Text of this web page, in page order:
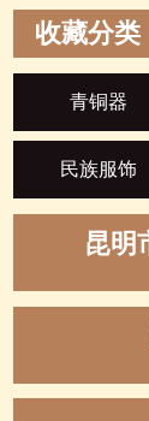
收藏分类
青铜器
民族服饰
昆明